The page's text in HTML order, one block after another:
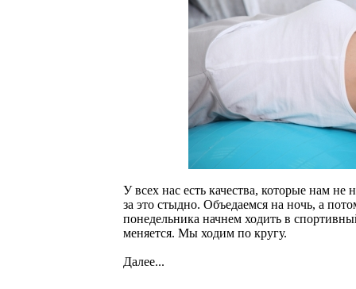
У всех нас есть качества, которые нам
за это стыдно. Объедаемся на ночь, а
понедельника начнем ходить в
меняется. Мы ходим по кругу.
Далее...